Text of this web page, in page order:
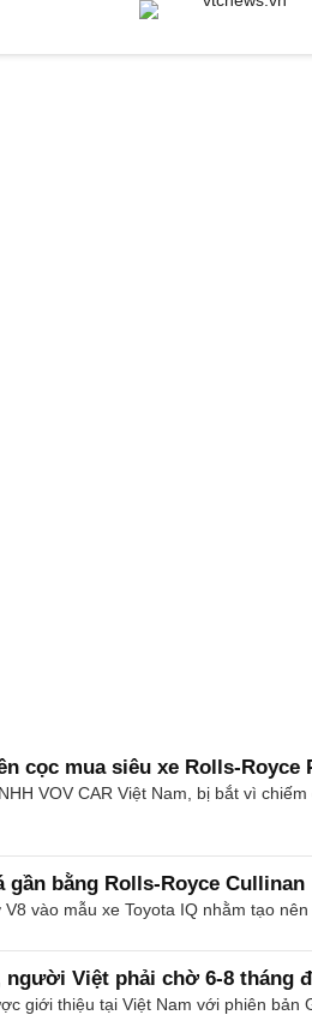
cọc mua siêu xe Rolls-Royce
VOV CAR Việt Nam, bị bắt vì
gần bằng Rolls-Royce Cullinan
vào mẫu xe Toyota IQ nhằm tạo
Việt phải chờ 6-8 tháng
giới thiệu tại Việt Nam với phiên bản